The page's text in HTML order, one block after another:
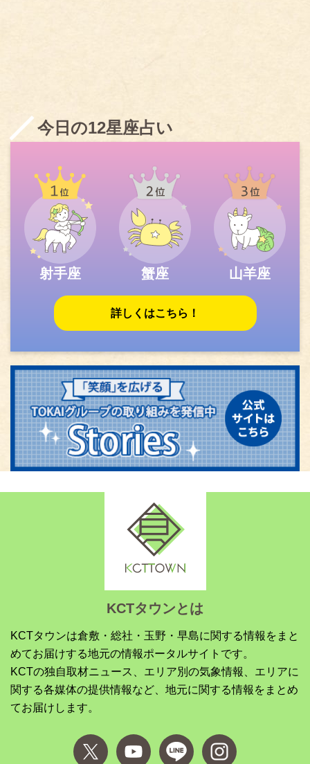
今日の12星座占い
射手座 蟹座 山羊座
詳しくはこちら！
KCTタウンとは
KCTタウンは倉敷・総社・玉野・早島に関する情報をまと
めてお届けする地元の情報ポータルサイトです。
KCTの独自取材ニュース、エリア別の気象情報、エリアに
関する各媒体の提供情報など、地元に関する情報をまとめ
てお届けします。